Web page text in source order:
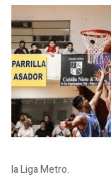
la Liga Metro.